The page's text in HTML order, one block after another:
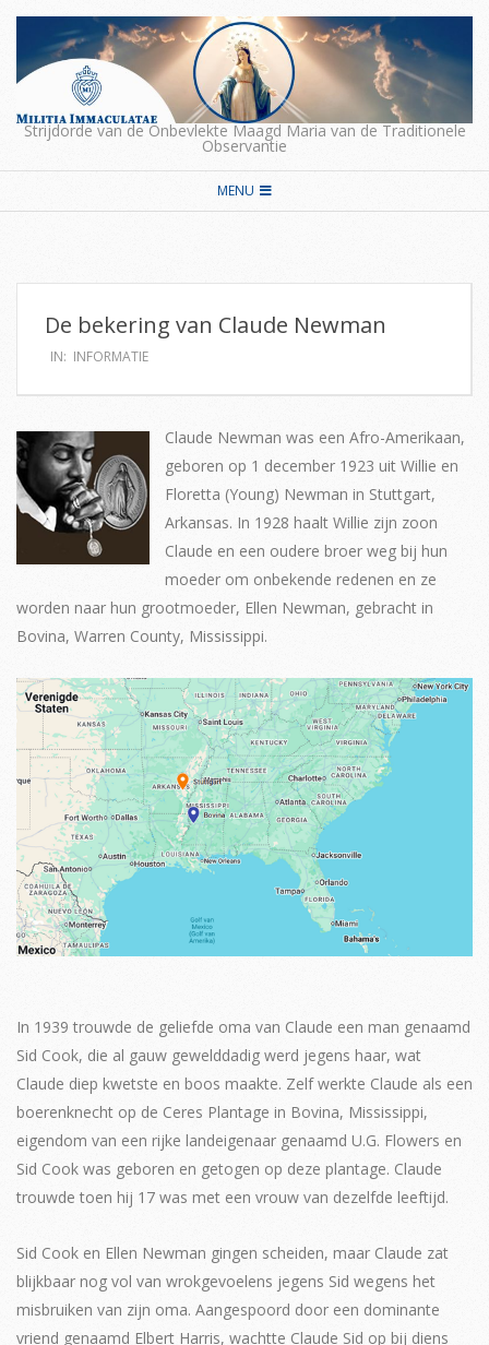
Skip
content
Strijdorde van de Onbevlekte Maagd Maria van de Traditionele
Observantie
Navigation
MENU
De bekering van Claude Newman
IN: INFORMATIE
Claude Newman was een Afro-Amerikaan,
geboren op 1 december 1923 uit Willie en
Floretta (Young) Newman in Stuttgart,
Arkansas. In 1928 haalt Willie zijn zoon
Claude en een oudere broer weg bij hun
moeder om onbekende redenen en ze
worden naar hun grootmoeder, Ellen Newman, gebracht in
Bovina, Warren County, Mississippi.
In 1939 trouwde de geliefde oma van Claude een man genaamd
Sid Cook, die al gauw gewelddadig werd jegens haar, wat
Claude diep kwetste en boos maakte. Zelf werkte Claude als een
boerenknecht op de Ceres Plantage in Bovina, Mississippi,
eigendom van een rijke landeigenaar genaamd U.G. Flowers en
Sid Cook was geboren en getogen op deze plantage. Claude
trouwde toen hij 17 was met een vrouw van dezelfde leeftijd.
Sid Cook en Ellen Newman gingen scheiden, maar Claude zat
blijkbaar nog vol van wrokgevoelens jegens Sid wegens het
misbruiken van zijn oma. Aangespoord door een dominante
vriend genaamd Elbert Harris, wachtte Claude Sid op bij diens